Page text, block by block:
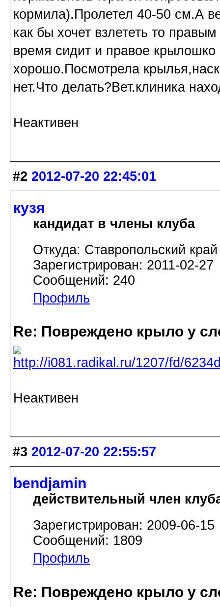
кормила).Пролетел 40-50 см.А
как бы хочет взлететь то
время сидит и правое
хорошо.Посмотрела
нет.Что делать?Вет.клиника
Неактивен
#2 2012-07-20 22:45:01
кузя
кандидат в члены клуба
Откуда: Ставропольский край
Зарегистрирован: 2011-02-27
Сообщений: 240
Профиль
Re: Повреждено крыло у
Неактивен
#3 2012-07-20 22:55:57
bendjamin
действительный член
Зарегистрирован: 2009-06-15
Сообщений: 1809
Профиль
Re: Повреждено крыло у